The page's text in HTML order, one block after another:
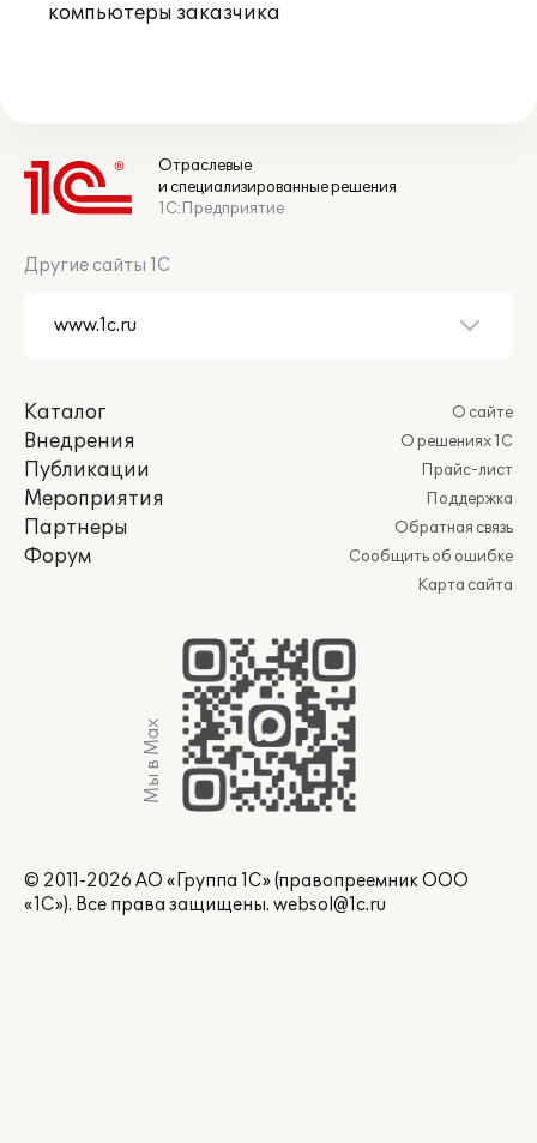
компьютеры заказчика
Отраслевые
и специализированные решения
1С:Предприятие
Другие сайты 1С
Каталог
Внедрения
Публикации
Мероприятия
Партнеры
Форум
О сайте
О решениях 1С
Прайс-лист
Поддержка
Обратная связь
Сообщить об ошибке
Карта сайта
Мы в Max
© 2011-2026 АО «Группа 1С» (правопреемник ООО
«1С»). Все права защищены. websol@1c.ru